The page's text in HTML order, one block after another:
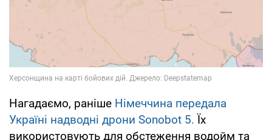
Нагадаємо, раніше Німеччина передала
Україні надводні дрони Sonobot 5. Їх
використовують для обстеження водойм та